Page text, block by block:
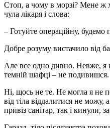
Стоп, а чому в морзі? Мене ж
чула лікаря і слова:
– Готуйте операційну,
Добре розуму вистачило від
Але все одно дивно. Невже, я
темній шафці – не подивишся.
Ні, щось не те. Не могла я не
від тіла віддалитися не
привіз санітар, так і кинули,